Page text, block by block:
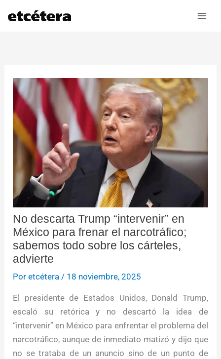
No descarta Trump “intervenir” en
México para frenar el narcotráfico;
sabemos todo sobre los cárteles,
advierte
Poretcétera / 18 noviembre, 2025
El presidente de Estados Unidos, Donald Trump,
escaló su retórica y no descartó la idea de
“intervenir” en México para enfrentar el problema del
narcotráfico, aunque de inmediato matizó y dijo que
no se trataba de un anuncio sino de un punto de